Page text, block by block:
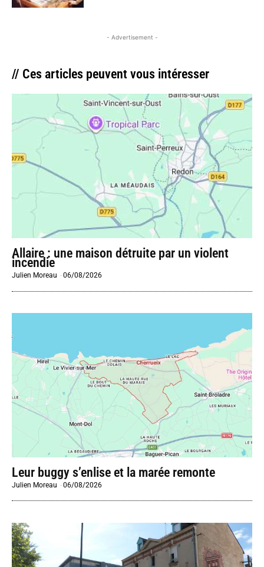
- Advertisement -
// Ces articles peuvent vous intéresser
Allaire : une maison détruite par un violent
incendie
Julien Moreau -06/08/2026
Leur buggy s’enlise et la marée remonte
Julien Moreau -06/08/2026